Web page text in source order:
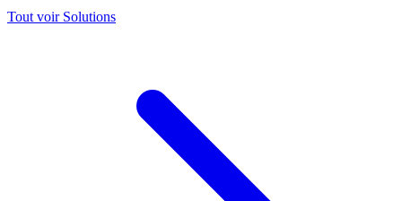
Tout voir Solutions